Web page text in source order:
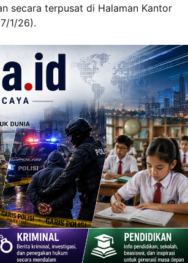
secara terpusat di Halaman Kantor
1/26).